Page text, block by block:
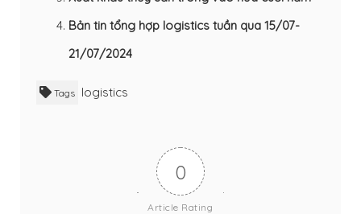
Bản tin tổng hợp logistics tuần qua 15/07-
21/07/2024
Tags logistics
0
Article Rating